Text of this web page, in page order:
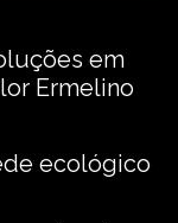
em
Ermelino
ecológico